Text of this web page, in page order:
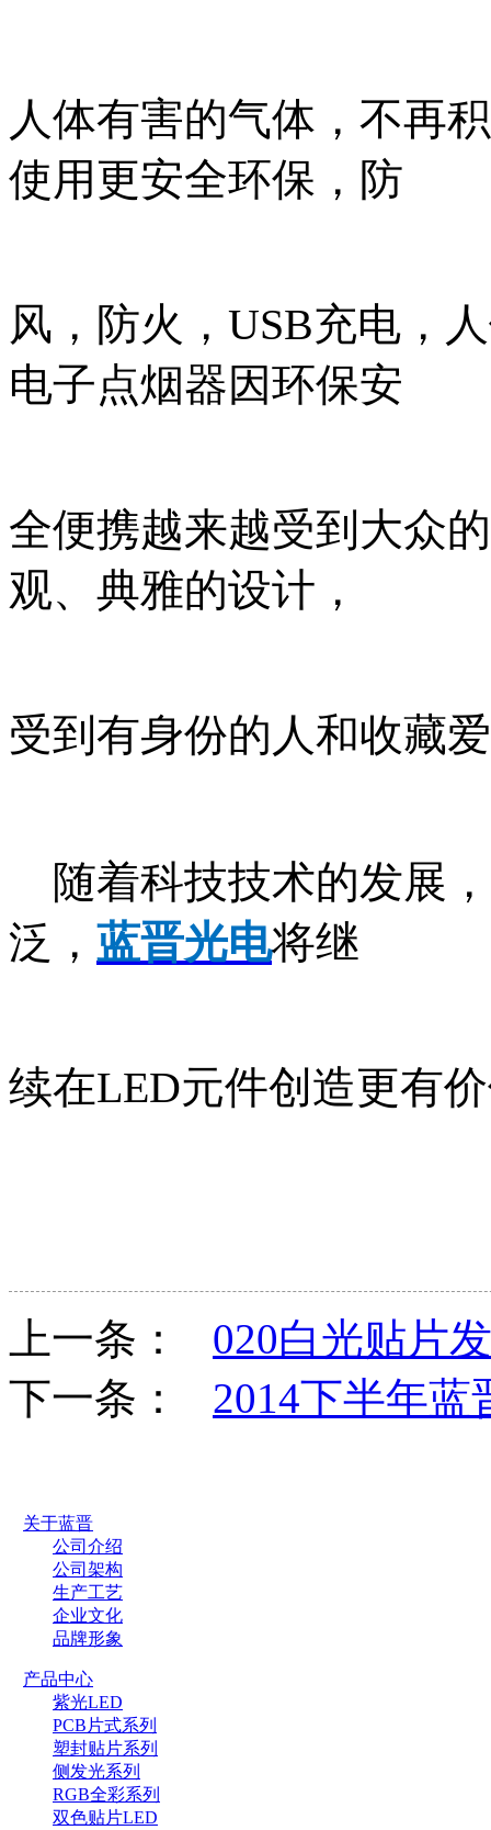
人体有害的气体，不再
使用更安全环保，防
风，防火，USB充电，
电子点烟器因环保安
全便携越来越受到大众
观、典雅的设计，
受到有身份的人和收藏
随着科技技术的发展
泛， 蓝晋光电将继
续在LED元件创造更有
上一条： 020白光贴片
下一条： 2014下半年
关于蓝晋
公司介绍
公司架构
生产工艺
企业文化
品牌形象
产品中心
紫光LED
PCB片式系列
塑封贴片系列
侧发光系列
RGB全彩系列
双色贴片LED